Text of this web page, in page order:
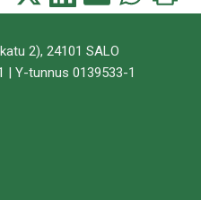
tämä tämä tämä tämä tämä
2), 24101 SALO
| Y-tunnus 0139533-1